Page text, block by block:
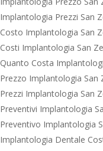
Implantologia Prezzi San
Costo Implantologia San
Costi Implantologia San
Quanto Costa
Prezzo Implantologia San
Prezzi Implantologia San
Preventivi Implantologia
Preventivo Implantologia
Implantologia Dentale